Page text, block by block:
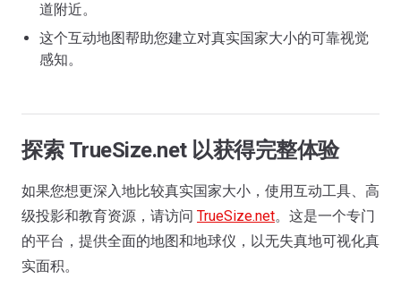
道附近。
这个互动地图帮助您建立对真实国家大小的可靠视觉
感知。
探索 TrueSize.net 以获得完整体验
如果您想更深入地比较真实国家大小，使用互动工具、高
级投影和教育资源，请访问 TrueSize.net。这是一个专门
的平台，提供全面的地图和地球仪，以无失真地可视化真
实面积。